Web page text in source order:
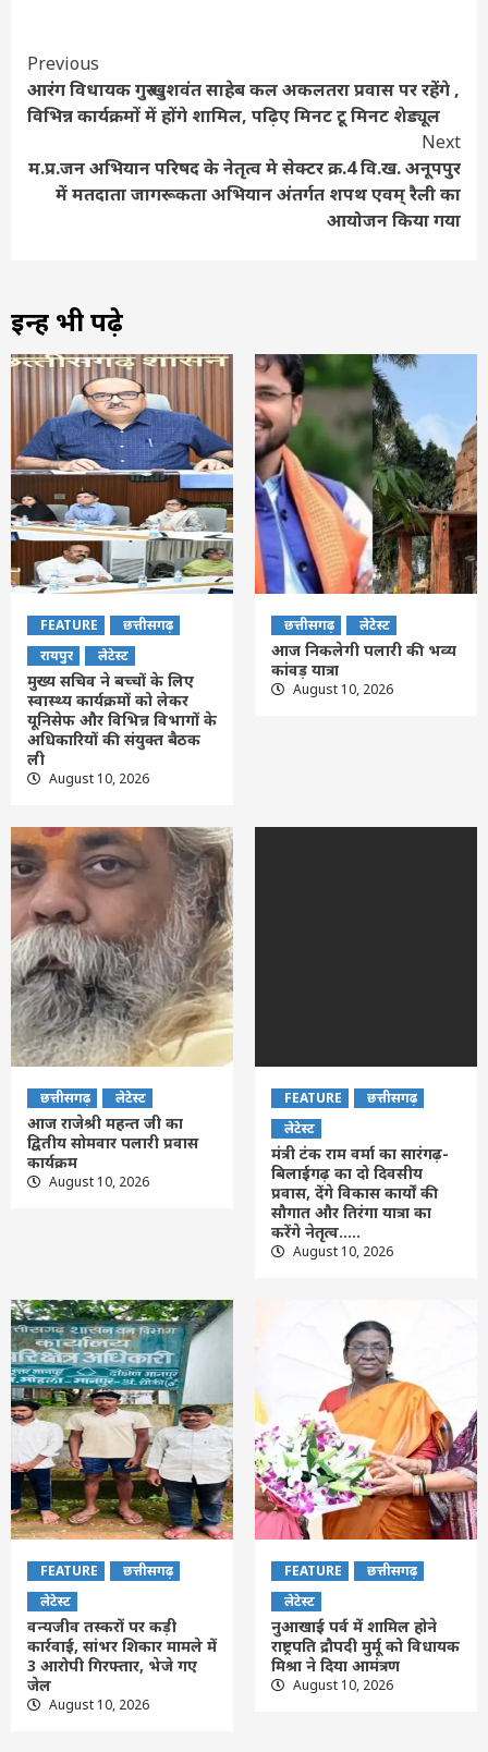
Continue
Reading
Previous
आरंग विधायक गुरु खुशवंत साहेब कल अकलतरा प्रवास पर रहेंगे ,
विभिन्न कार्यक्रमों में होंगे शामिल, पढ़िए मिनट टू मिनट शेड्यूल
Next
म.प्र.जन अभियान परिषद के नेतृत्व मे सेक्टर क्र.4 वि.ख. अनूपपुर
में मतदाता जागरूकता अभियान अंतर्गत शपथ एवम् रैली का
आयोजन किया गया
इन्हें भी पढ़े
FEATURE
छत्तीसगढ़
रायपुर
लेटेस्ट
मुख्य सचिव ने बच्चों के लिए
स्वास्थ्य कार्यक्रमों को लेकर
यूनिसेफ और विभिन्न विभागों के
अधिकारियों की संयुक्त बैठक
ली
August 10, 2026
छत्तीसगढ़ लेटेस्ट
आज निकलेगी पलारी की भव्य
कांवड़ यात्रा
August 10, 2026
छत्तीसगढ़ लेटेस्ट
आज राजेश्री महन्त जी का
द्वितीय सोमवार पलारी प्रवास
कार्यक्रम
August 10, 2026
FEATURE
छत्तीसगढ़
लेटेस्ट
मंत्री टंक राम वर्मा का सारंगढ़-
बिलाईगढ़ का दो दिवसीय
प्रवास, देंगे विकास कार्यों की
सौगात और तिरंगा यात्रा का
करेंगे नेतृत्व…..
August 10, 2026
FEATURE
छत्तीसगढ़
लेटेस्ट
वन्यजीव तस्करों पर कड़ी
कार्रवाई, सांभर शिकार मामले में
3 आरोपी गिरफ्तार, भेजे गए
जेल
August 10, 2026
FEATURE
छत्तीसगढ़
लेटेस्ट
नुआखाई पर्व में शामिल होने
राष्ट्रपति द्रौपदी मुर्मू को विधायक
मिश्रा ने दिया आमंत्रण
August 10, 2026